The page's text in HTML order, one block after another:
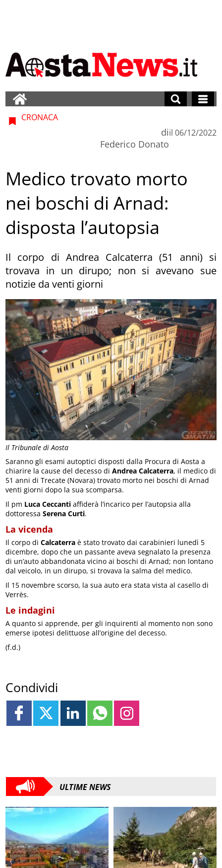
Il Tribunale di Aosta
CRONACA
di
Federico Donato
il 06/12/2022
Medico trovato morto
nei boschi di Arnad:
disposta l’autopsia
Il corpo di Andrea Calcaterra (51 anni) si
trovava in un dirupo; non si avevano sue
notizie da venti giorni
Saranno gli esami autoptici disposti dalla Procura di Aosta a
chiarire la cause del decesso diAndrea Calcaterra, il medico di
51 anni di Trecate (Novara) trovato morto nei boschi di Arnad
venti giorni dopo la sua scomparsa.
Il pm Luca Ceccanti affiderà l’incarico per l’autopsia alla
dottoressaSerena Curti.
La vicenda
Il corpo diCalcaterra è stato trovato dai carabinieri lunedì 5
dicembre, dopo che un passante aveva segnalato la presenza
di un’auto abbandonata vicino ai boschi di Arnad; non lontano
dal veicolo, in un dirupo, si trovava la salma del medico.
Il 15 novembre scorso, la sua auto era stata vista al casello di
Verrès.
Le indagini
A quanto si apprende, per gli inquirenti al momento non sono
emerse ipotesi delittuose all’origine del decesso.
(f.d.)
Condividi
ULTIME NEWS